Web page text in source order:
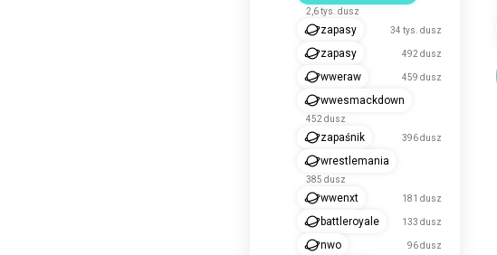
2,6 tys. dusz
zapasy 34 tys. dusz
zapasy 492 dusz
wweraw 459 dusz
wwesmackdown
452 dusz
zapaśnik 396 dusz
wrestlemania
385 dusz
wwenxt 181 dusz
battleroyale 133 dusz
nwo 96 dusz